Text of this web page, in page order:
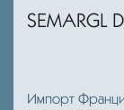
SEMARGL
Импорт